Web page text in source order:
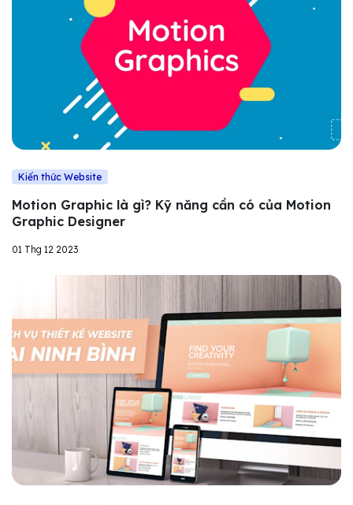
Kiến thức Website
Motion Graphic là gì? Kỹ năng cần có của Motion
Graphic Designer
01 Thg 12 2023